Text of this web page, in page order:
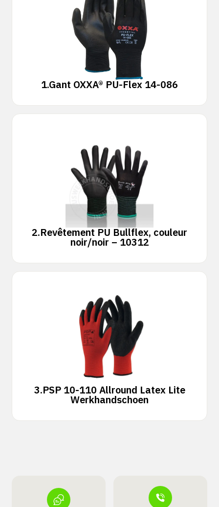
1.Gant OXXA® PU-Flex 14-086
2.Revêtement PU Bullflex, couleur
noir/noir – 10312
3.PSP 10-110 Allround Latex Lite
Werkhandschoen